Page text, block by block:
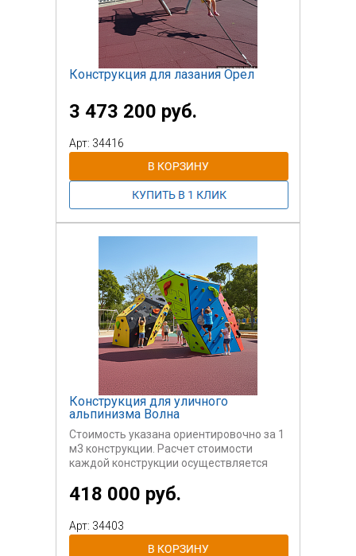
Конструкция для лазания Орел
3 473 200 руб.
Арт: 34416
Конструкция для уличного
альпинизма Волна
Стоимость указана ориентировочно за 1
м3 конструкции. Расчет стоимости
каждой конструкции осуществляется
418 000 руб.
Арт: 34403